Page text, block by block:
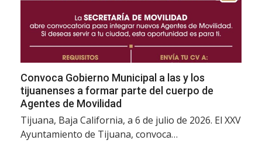
Convoca Gobierno Municipal a las y los
tijuanenses a formar parte del cuerpo de
Agentes de Movilidad
Tijuana, Baja California, a 6 de julio de 2026. El XXV
Ayuntamiento de Tijuana, convoca…